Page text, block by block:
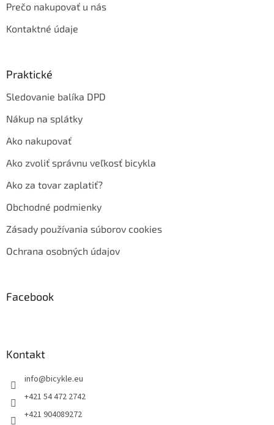
Prečo nakupovať u nás
Kontaktné údaje
Praktické
Sledovanie balíka DPD
Nákup na splátky
Ako nakupovať
Ako zvoliť správnu veľkosť bicykla
Ako za tovar zaplatiť?
Obchodné podmienky
Zásady používania súborov cookies
Ochrana osobných údajov
Facebook
Kontakt
info@bicykle.eu
+421 54 472 2742
+421 904089272